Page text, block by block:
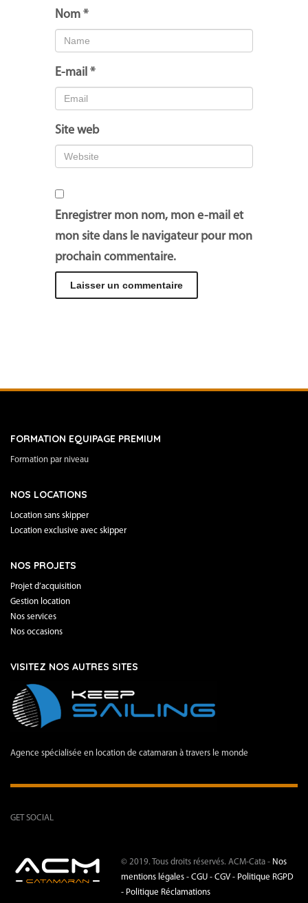
Nom *
E-mail *
Site web
Enregistrer mon nom, mon e-mail et
mon site dans le navigateur pour mon
prochain commentaire.
FORMATION EQUIPAGE PREMIUM
Formation par niveau
NOS LOCATIONS
Location sans skipper
Location exclusive avec skipper
NOS PROJETS
Projet d’acquisition
Gestion location
Nos services
Nos occasions
VISITEZ NOS AUTRES SITES
Agence spécialisée en location de catamaran à travers le monde
GET SOCIAL
© 2019. Tous droits réservés. ACM-Cata - Nos
mentions légales - CGU - CGV - Politique RGPD
- Politique Réclamations